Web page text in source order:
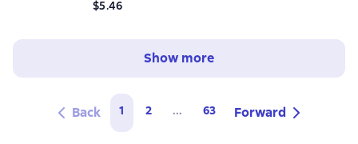
$5.46
Show more
Back 1 2 ... 63 Forward